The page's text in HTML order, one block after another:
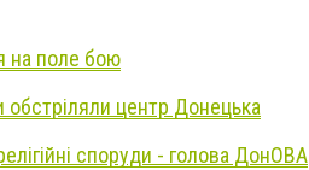
на поле бою
обстріляли центр Донецька
споруди - голова ДонОВА